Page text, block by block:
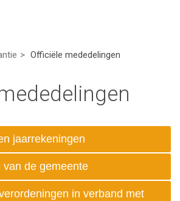
Officiële mededelingen
jaarrekeningen
van de gemeente
in verband met